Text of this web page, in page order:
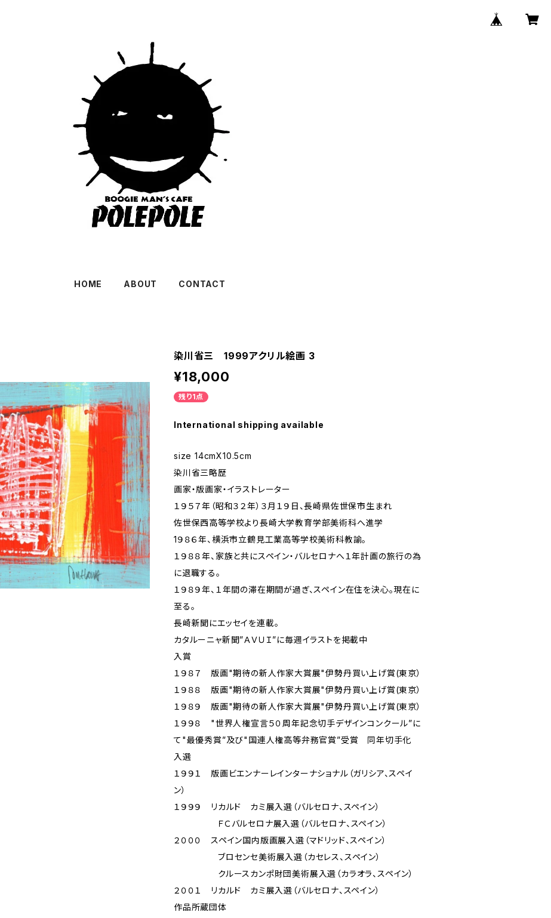
HOME ABOUT CONTACT
染川省三 1999アクリル絵画 3
¥18,000
残り1点
International shipping available
size 14cmX10.5cm
染川省三略歴
画家・版画家・イラストレーター
１９５７年（昭和３２年）３月１９日、長崎県佐世保市生まれ
佐世保西高等学校より長崎大学教育学部美術科へ進学
1９８６年、横浜市立鶴見工業高等学校美術科教諭。
１９８８年、家族と共にスペイン・バルセロナへ１年計画の旅行の為
に退職する。
１９８９年、１年間の滞在期間が過ぎ、スペイン在住を決心。現在に
至る。
長崎新聞にエッセイを連載。
カタルーニャ新聞”ＡＶＵＩ”に毎週イラストを掲載中
入賞
１９８７ 版画"期待の新人作家大賞展"伊勢丹買い上げ賞(東京）
１９８８ 版画"期待の新人作家大賞展"伊勢丹買い上げ賞(東京）
１９８９ 版画"期待の新人作家大賞展"伊勢丹買い上げ賞(東京）
１９９８ "世界人権宣言５０周年記念切手デザインコンクール”に
て"最優秀賞”及び"国連人権高等弁務官賞”受賞 同年切手化
入選
１９９１ 版画ビエンナーレインターナショナル（ガリシア、スペイ
ン）
１９９９ リカルド カミ展入選（バルセロナ、スペイン）
ＦＣバルセロナ展入選（バルセロナ、スペイン）
２０００ スペイン国内版画展入選（マドリッド、スペイン）
ブロセンセ美術展入選（カセレス、スペイン）
クルースカンポ財団美術展入選（カラオラ、スペイン）
２００１ リカルド カミ展入選（バルセロナ、スペイン）
作品所蔵団体